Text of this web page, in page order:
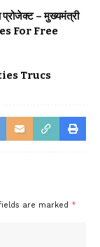
प्रोजेक्ट – मुख्यमंत्री
For Free
Trucs
are marked *